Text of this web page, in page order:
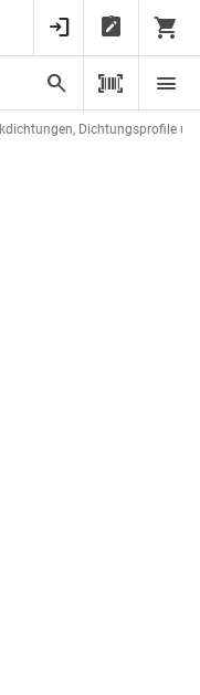
Dichtungsprofile